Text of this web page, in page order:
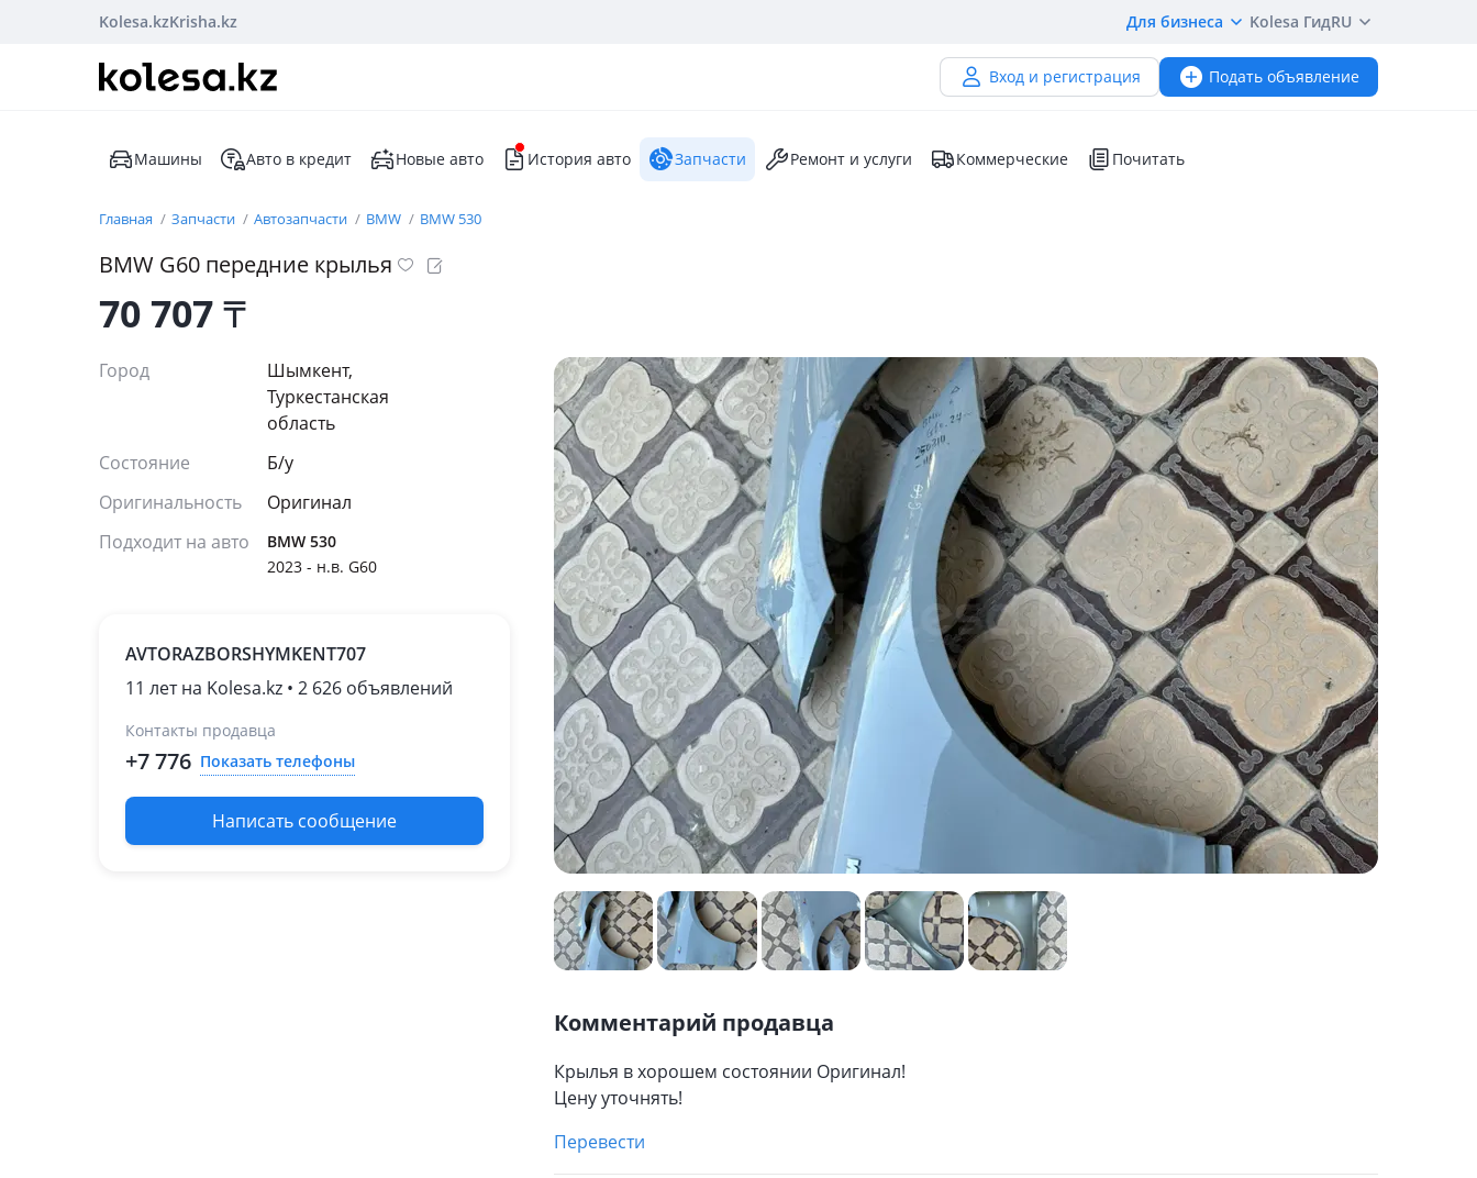
Kolesa.kzKrisha.kz Для бизнеса Kolesa ГидRU
Вход и регистрация Подать объявление
Машины Авто в кредит Новые авто История авто Запчасти Ремонт и услуги Коммерческие Почитать
Главная Запчасти Автозапчасти BMW BMW 530
BMW G60 передние крылья
70 707₸
Город
Шымкент,
Туркестанская
область
Состояние
Б/y
Оригинальность
Оригинал
Подходит на авто
BMW 530
2023 - н.в. G60
AVTORAZBORSHYMKENT707
11 лет на Kolesa.kz • 2 626 объявлений
Контакты продавца
+7 776 Показать телефоны
Написать сообщение
Комментарий продавца
Крылья в хорошем состоянии Оригинал!
Цену уточнять!
Перевести